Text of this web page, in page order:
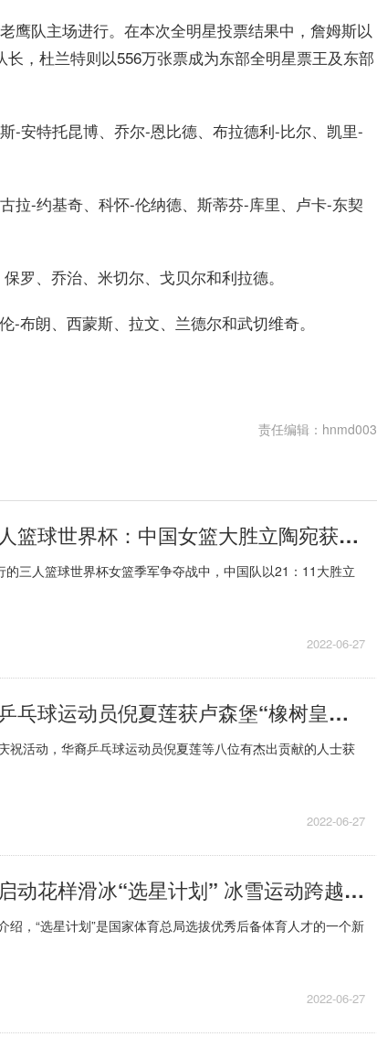
鹰队主场进行。在本次全明星投票结果中，詹姆斯以
，杜兰特则以556万张票成为东部全明星票王及东部
-安特托昆博、乔尔-恩比德、布拉德利-比尔、凯里-
拉-约基奇、科怀-伦纳德、斯蒂芬-库里、卢卡-东契
罗、乔治、米切尔、戈贝尔和利拉德。
布朗、西蒙斯、拉文、兰德尔和武切维奇。
责任编辑：hnmd003
天天新消息丨三人篮球世界杯：中国女篮大胜立陶宛获得季军
三人篮球世界杯女篮季军争夺战中，中国队以21：11大胜立
2022-06-27
当前速读：华裔乒乓球运动员倪夏莲获卢森堡“橡树皇冠”勋章
祝活动，华裔乒乓球运动员倪夏莲等八位有杰出贡献的人士获
2022-06-27
环球最新：广西启动花样滑冰“选星计划” 冰雪运动跨越式发展
绍，“选星计划”是国家体育总局选拔优秀后备体育人才的一个新
2022-06-27